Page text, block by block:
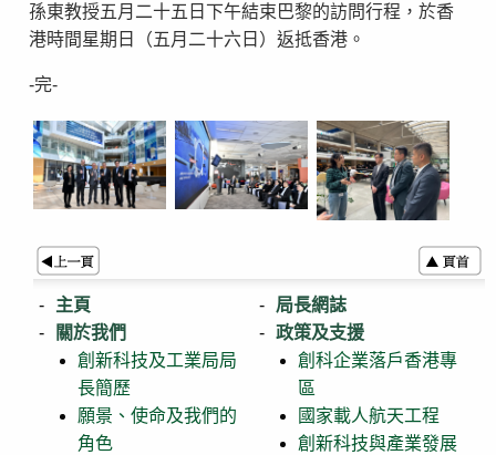
孫東教授五月二十五日下午結束巴黎的訪問行程，於香
港時間星期日（五月二十六日）返抵香港。
-完-
主頁
關於我們
創新科技及工業局局
長簡歷
願景、使命及我們的
角色
局長網誌
政策及支援
創科企業落戶香港專
區
國家載人航天工程
創新科技與產業發展